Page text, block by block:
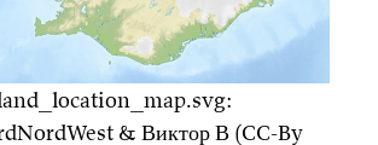
& Виктор В (CC-By